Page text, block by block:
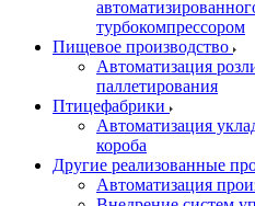
турбокомпрессором
Пищевое производство
Автоматизация
паллетирования
Птицефабрики
Автоматизация
короба
Другие реализованные
Автоматизация